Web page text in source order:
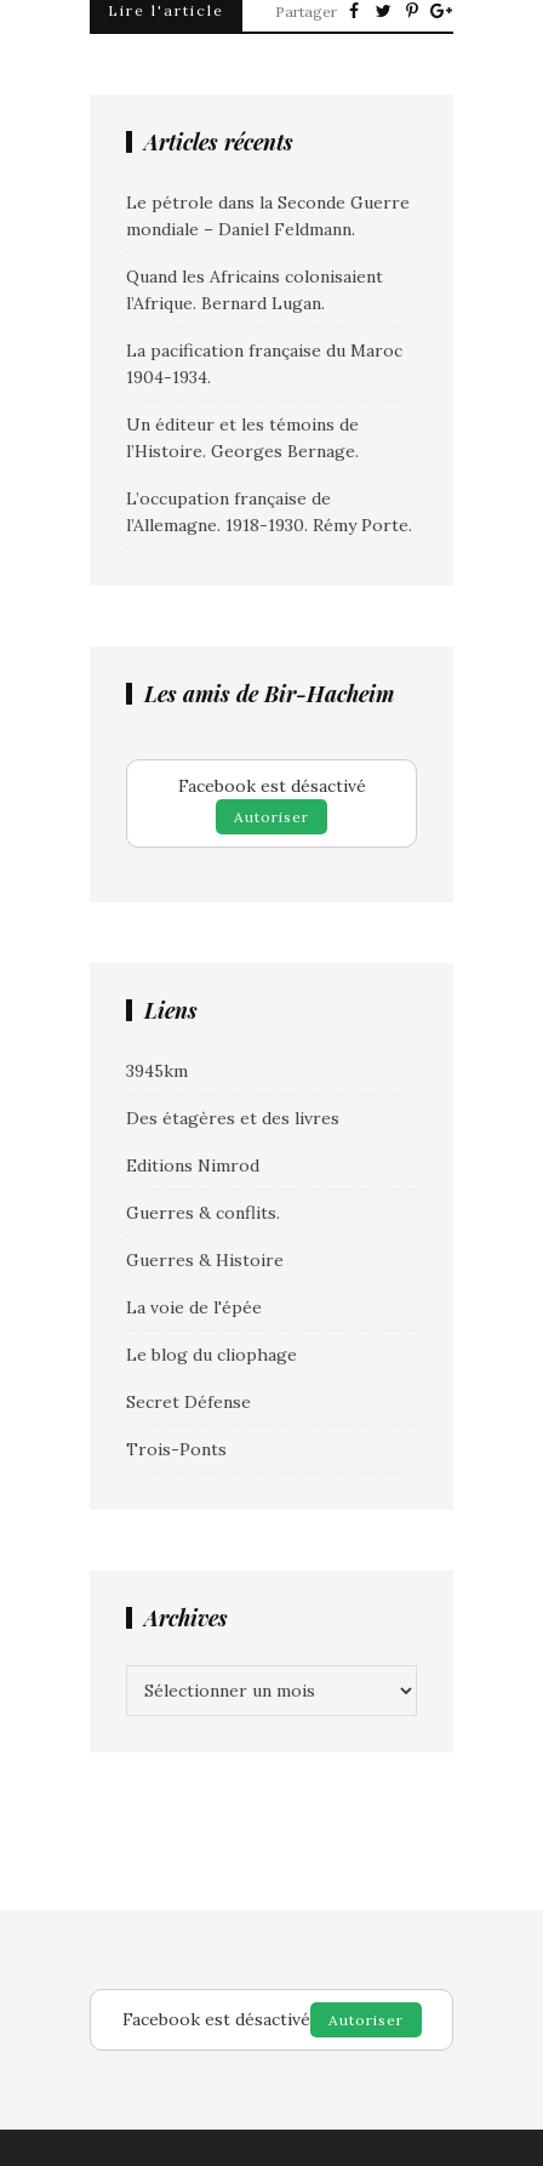
Lire l'article Partager
Articles récents
Le pétrole dans la Seconde Guerre
mondiale – Daniel Feldmann.
Quand les Africains colonisaient
l’Afrique. Bernard Lugan.
La pacification française du Maroc
1904-1934.
Un éditeur et les témoins de
l’Histoire. Georges Bernage.
L’occupation française de
l’Allemagne. 1918-1930. Rémy Porte.
Les amis de Bir-Hacheim
Facebook est désactivé
Autoriser
Liens
3945km
Des étagères et des livres
Editions Nimrod
Guerres & conflits.
Guerres & Histoire
La voie de l'épée
Le blog du cliophage
Secret Défense
Trois-Ponts
Archives
Facebook est désactivé Autoriser